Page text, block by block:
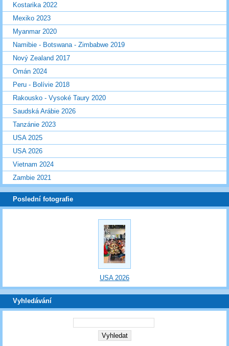
Kostarika 2022
Mexiko 2023
Myanmar 2020
Namibie - Botswana - Zimbabwe 2019
Nový Zealand 2017
Omán 2024
Peru - Bolívie 2018
Rakousko - Vysoké Taury 2020
Saudská Arábie 2026
Tanzánie 2023
USA 2025
USA 2026
Vietnam 2024
Zambie 2021
Poslední fotografie
USA 2026
Vyhledávání